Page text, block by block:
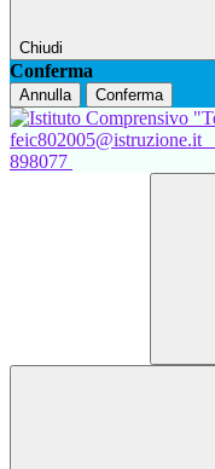
Chiudi
Conferma
Annulla Conferma
feic802005@istruzione.it
898077